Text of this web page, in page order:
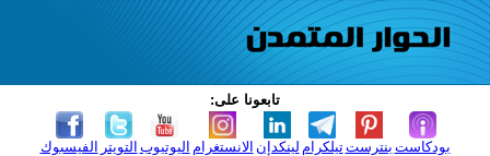
تابعونا على:
الفيسبوك التويتر اليوتيوب الانستغرام لينكدإن تيلكرامبنترست بودكاست